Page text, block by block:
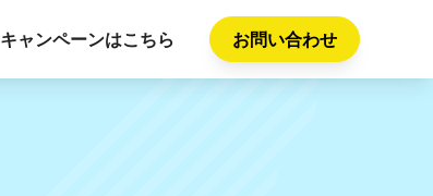
キャンペーンはこちら お問い合わせ